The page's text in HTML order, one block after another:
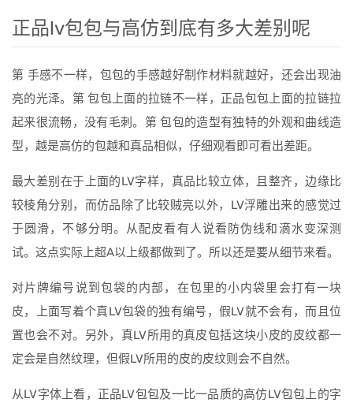
正品lv包包与高仿到底有多大差别呢
第 手感不一样，包包的手感越好制作材料就越好，还会出现油
亮的光泽。第 包包上面的拉链不一样，正品包包上面的拉链拉
起来很流畅，没有毛刺。第 包包的造型有独特的外观和曲线造
型，越是高仿的包越和真品相似，仔细观看即可看出差距。
最大差别在于上面的LV字样，真品比较立体，且整齐，边缘比
较棱角分别，而仿品除了比较贼亮以外，LV浮雕出来的感觉过
于圆滑，不够分明。从配皮看有人说看防伪线和滴水变深测
试。这点实际上超A以上级都做到了。所以还是要从细节来看。
对片牌编号说到包袋的内部，在包里的小内袋里会打有一块
皮，上面写着个真LV包袋的独有编号，假LV就不会有，而且位
置也会不对。另外，真LV所用的真皮包括这块小皮的皮纹都一
定会是自然纹理，但假LV所用的皮的皮纹则会不自然。
从LV字体上看，正品LV包包及一比一品质的高仿LV包包上的字